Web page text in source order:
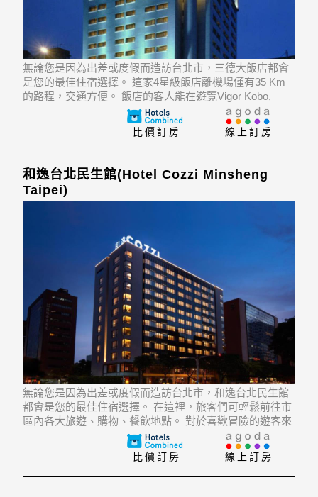
無論您是因為出差或度假而造訪台北市，三德大飯店都會
是您的最佳住宿選擇。 這家4星級飯店離機場僅有35 Km
的路程，交通方便。 飯店的客人能在遊覽Vigor Kobo,
Wunchanggong, Jhih Sheng Memorial等經典景點中愉悅身
線上訂房
比價訂房
和逸台北民生館(Hotel Cozzi Minsheng
Taipei)
無論您是因為出差或度假而造訪台北市，和逸台北民生館
都會是您的最佳住宿選擇。 在這裡，旅客們可輕鬆前往市
區內各大旅遊、購物、餐飲地點。 對於喜歡冒險的遊客來
說，Woman Street, Songjiang, Sihmianfo再合適不過了。
線上訂房
比價訂房